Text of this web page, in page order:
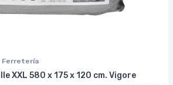
Ferretería
XXL 580 x 175 x 120 cm. Vigore